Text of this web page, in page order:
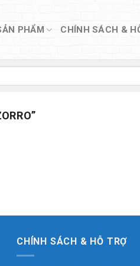
PHẨM CHÍNH SÁCH &
CHÍNH SÁCH & HỖ TRỢ